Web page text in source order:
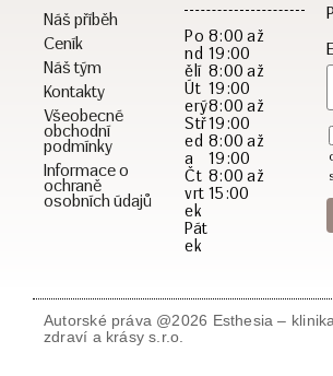
Náš příběh
Ceník
Náš tým
Kontakty
Všeobecné
obchodní
podmínky
Informace o
ochraně
osobních údajů
Po
nd
ělí
Út
erý
Stř
ed
a
Čt
vrt
ek
Pát
ek
8:00 až
19:00
8:00 až
19:00
8:00 až
19:00
8:00 až
19:00
8:00 až
15:00
Autorské práva @2026 Esthesia –
zdraví a krásy s.r.o.